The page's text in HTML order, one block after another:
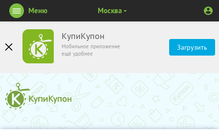
КупиКупон
Мобильное приложение
ещё удобнее
Загрузить
Меню Москва